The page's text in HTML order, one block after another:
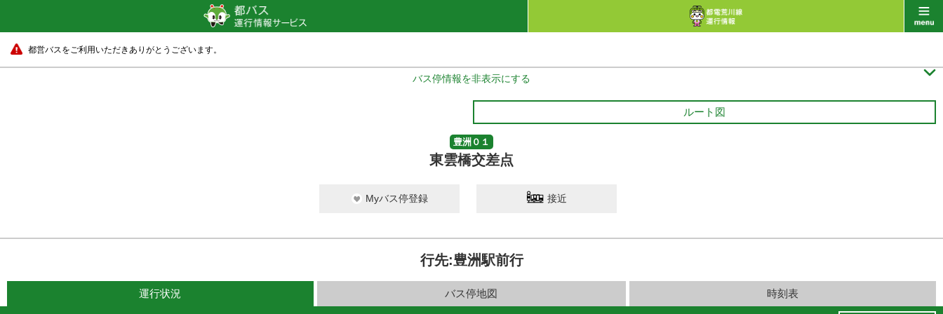
都営バスをご利用いただきありがとうございます。
バス停情報を非表示にする 
ルート図
豊洲０１
東雲橋交差点
Myバス停登録 接近
行先:豊洲駅前行
運行状況 バス停地図 時刻表